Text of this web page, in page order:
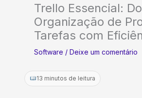
Trello Essencial:
Organização de
Tarefas com
Software / Deixe um comentário
13 minutos de leitura